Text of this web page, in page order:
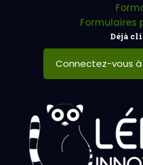
Formulaires
Déjà
Connectez-vous